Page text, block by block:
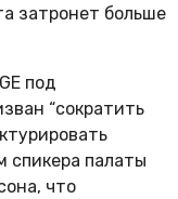
затронет больше
под
“сократить
спикера палаты
что